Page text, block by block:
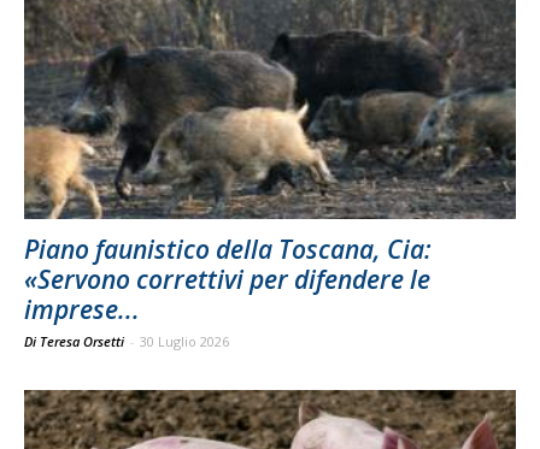
Piano faunistico della Toscana, Cia:
«Servono correttivi per difendere le
imprese...
Di Teresa Orsetti - 30 Luglio 2026